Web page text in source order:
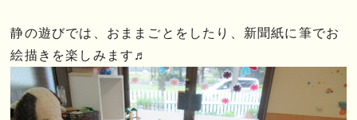
静の遊びでは、おままごとをしたり、新聞紙に筆でお
絵描きを楽しみます♬